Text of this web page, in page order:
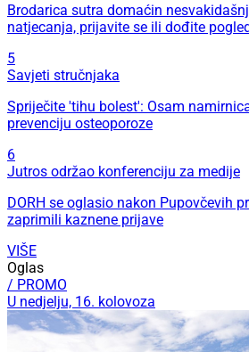
Brodarica sutra domaćin
natjecanja, prijavite se ili dođite
5
Savjeti stručnjaka
Spriječite 'tihu bolest': Osam
prevenciju osteoporoze
6
Jutros održao konferenciju za medije
DORH se oglasio nakon Pupovčevih
zaprimili kaznene prijave
VIŠE
Oglas
/ PROMO
U nedjelju, 16. kolovoza